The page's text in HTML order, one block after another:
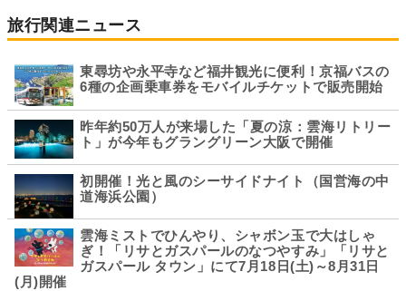
旅行関連ニュース
東尋坊や永平寺など福井観光に便利！京福バスの
6種の企画乗車券をモバイルチケットで販売開始
昨年約50万人が来場した「夏の涼：雲海リトリー
ト」が今年もグラングリーン大阪で開催
初開催！光と風のシーサイドナイト（国営海の中
道海浜公園）
雲海ミストでひんやり、シャボン玉で大はしゃ
ぎ！「リサとガスパールのなつやすみ」「リサと
ガスパール タウン」にて7月18日(土)～8月31日
(月)開催